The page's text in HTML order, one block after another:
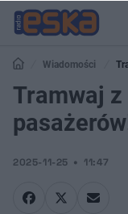
Wiadomości
Tramwaj z
2025-11-25 11:47